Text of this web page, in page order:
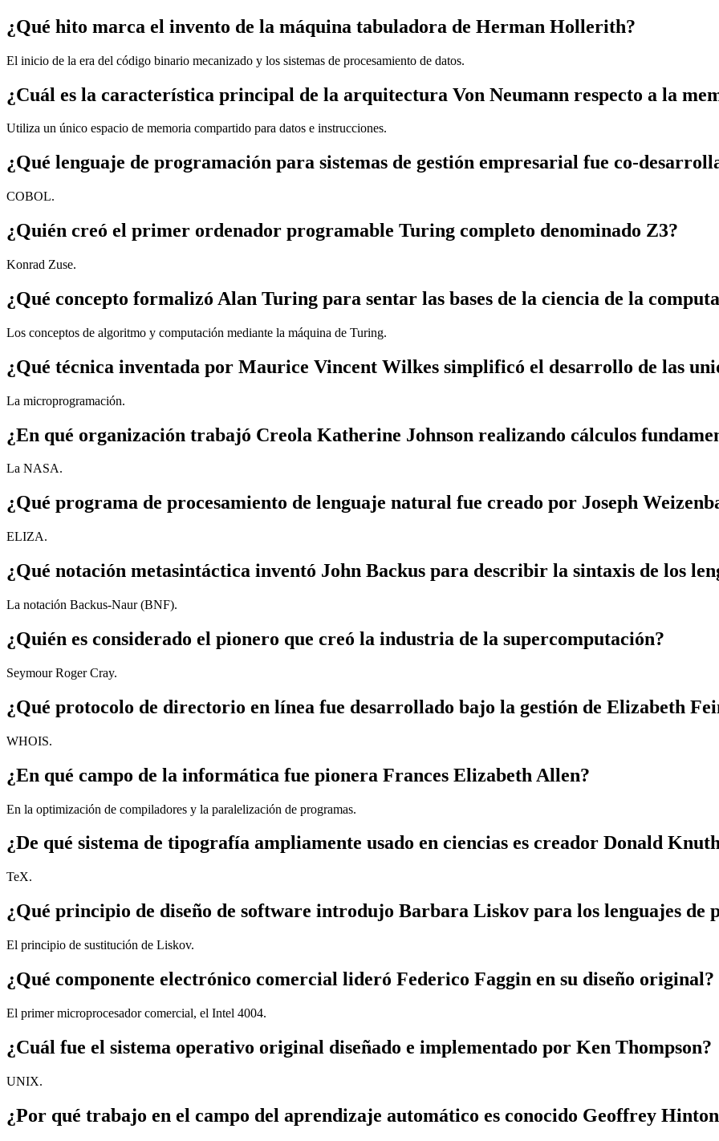
¿Qué hito marca el invento de la máquina tabuladora de Herman Hollerith?
El inicio de la era del código binario mecanizado y los sistemas de procesamiento de datos.
¿Cuál es la característica principal de la arquitectura Von Neumann respecto a la
Utiliza un único espacio de memoria compartido para datos e instrucciones.
¿Qué lenguaje de programación para sistemas de gestión empresarial fue co-
COBOL.
¿Quién creó el primer ordenador programable Turing completo denominado Z3?
Konrad Zuse.
¿Qué concepto formalizó Alan Turing para sentar las bases de la ciencia de la
Los conceptos de algoritmo y computación mediante la máquina de Turing.
¿Qué técnica inventada por Maurice Vincent Wilkes simplificó el desarrollo de las
La microprogramación.
¿En qué organización trabajó Creola Katherine Johnson realizando cálculos
La NASA.
¿Qué programa de procesamiento de lenguaje natural fue creado por Joseph
ELIZA.
¿Qué notación metasintáctica inventó John Backus para describir la sintaxis de los
La notación Backus-Naur (BNF).
¿Quién es considerado el pionero que creó la industria de la supercomputación?
Seymour Roger Cray.
¿Qué protocolo de directorio en línea fue desarrollado bajo la gestión de Elizabeth
WHOIS.
¿En qué campo de la informática fue pionera Frances Elizabeth Allen?
En la optimización de compiladores y la paralelización de programas.
¿De qué sistema de tipografía ampliamente usado en ciencias es creador Donald
TeX.
¿Qué principio de diseño de software introdujo Barbara Liskov para los lenguajes de
El principio de sustitución de Liskov.
¿Qué componente electrónico comercial lideró Federico Faggin en su diseño original?
El primer microprocesador comercial, el Intel 4004.
¿Cuál fue el sistema operativo original diseñado e implementado por Ken Thompson?
UNIX.
¿Por qué trabajo en el campo del aprendizaje automático es conocido Geoffrey